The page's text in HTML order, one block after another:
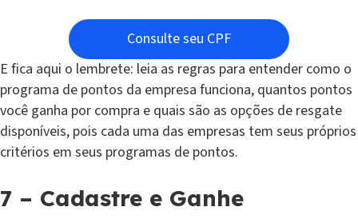
Consulte seu CPF
E fica aqui o lembrete: leia as regras para entender como o
programa de pontos da empresa funciona, quantos pontos
você ganha por compra e quais são as opções de resgate
disponíveis, pois cada uma das empresas tem seus próprios
critérios em seus programas de pontos.
7 – Cadastre e Ganhe